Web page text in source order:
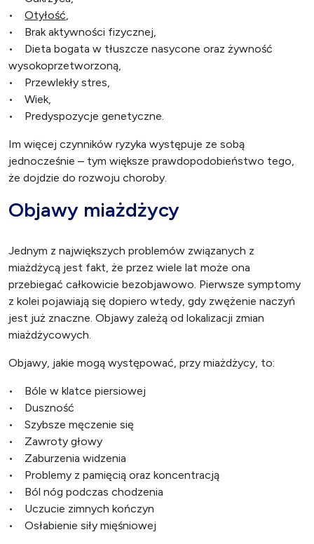
• Otyłość
• Brak aktywności fizycznej,
• Dieta bogata w tłuszcze nasycone oraz żywność
wysokoprzetworzoną,
• Przewlekły stres,
• Wiek,
• Predyspozycje genetyczne.
Im więcej czynników ryzyka występuje ze sobą
jednocześnie – tym większe prawdopodobieństwo tego,
że dojdzie do rozwoju choroby.
Objawy miażdżycy
Jednym z największych problemów związanych z
miażdżycą jest fakt, że przez wiele lat może ona
przebiegać całkowicie bezobjawowo. Pierwsze symptomy
z kolei pojawiają się dopiero wtedy, gdy zwężenie naczyń
jest już znaczne. Objawy zależą od lokalizacji zmian
miażdżycowych.
Objawy, jakie mogą występować, przy miażdżycy, to:
• Bóle w klatce piersiowej
• Duszność
• Szybsze męczenie się
• Zawroty głowy
• Zaburzenia widzenia
• Problemy z pamięcią oraz koncentracją
• Ból nóg podczas chodzenia
• Uczucie zimnych kończyn
• Osłabienie siły mięśniowej